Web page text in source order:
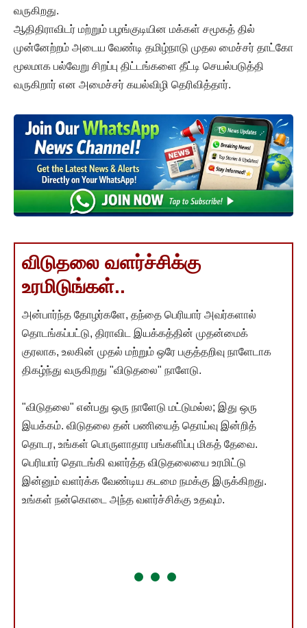
வருகிறது.
ஆதிதிராவிடர் மற்றும் பழங்குடியின மக்கள் சமூகத் தில்
முன்னேற்றம் அடைய வேண்டி தமிழ்நாடு முதல மைச்சர் தாட்கோ
மூலமாக பல்வேறு சிறப்பு திட்டங்களை தீட்டி செயல்படுத்தி
வருகிறார் என அமைச்சர் கயல்விழி தெரிவித்தார்.
விடுதலை வளர்ச்சிக்கு
உரமிடுங்கள்..
அன்பார்ந்த தோழர்களே, தந்தை பெரியார் அவர்களால்
தொடங்கப்பட்டு, திராவிட இயக்கத்தின் முதன்மைக்
குரலாக, உலகின் முதல் மற்றும் ஒரே பகுத்தறிவு நாளேடாக
திகழ்ந்து வருகிறது "விடுதலை" நாளேடு.
"விடுதலை" என்பது ஒரு நாளேடு மட்டுமல்ல; இது ஒரு
இயக்கம். விடுதலை தன் பணியைத் தொய்வு இன்றித்
தொடர, உங்கள் பொருளாதார பங்களிப்பு மிகத் தேவை.
பெரியார் தொடங்கி வளர்த்த விடுதலையை உரமிட்டு
இன்னும் வளர்க்க வேண்டிய கடமை நமக்கு இருக்கிறது.
உங்கள் நன்கொடை அந்த வளர்ச்சிக்கு உதவும்.